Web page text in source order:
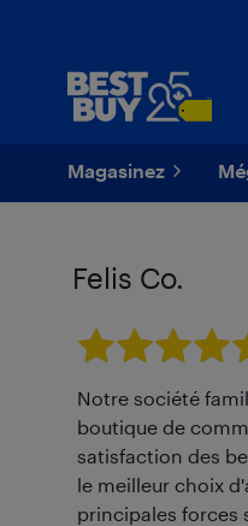
Magasinez
Felis Co.
Notre société
boutique de
satisfaction des
le meilleur choix
principales forces